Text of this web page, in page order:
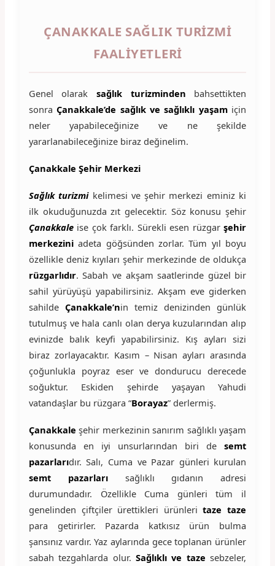
ÇANAKKALE SAĞLIK TURIZMI
FAALIYETLERI
Genel olarak sağlık turizminden bahsettikten
sonraÇanakkale’de sağlık ve sağlıklı yaşamiçin
neler yapabileceğinize ve ne şekilde
yararlanabileceğinize biraz değinelim.
Çanakkale Şehir Merkezi
Sağlık turizmikelimesi ve şehir merkezi eminiz ki
ilk okuduğunuzda zıt gelecektir. Söz konusu şehir
Çanakkale ise çok farklı. Sürekli esen rüzgarşehir
merkeziniadeta göğsünden zorlar. Tüm yıl boyu
özellikle deniz kıyıları şehir merkezinde de oldukça
rüzgarlıdır. Sabah ve akşam saatlerinde güzel bir
sahil yürüyüşü yapabilirsiniz. Akşam eve giderken
sahilde Çanakkale’nin temiz denizinden günlük
tutulmuş ve hala canlı olan derya kuzularından alıp
evinizde balık keyfi yapabilirsiniz. Kış ayları sizi
biraz zorlayacaktır. Kasım – Nisan ayları arasında
çoğunlukla poyraz eser ve dondurucu derecede
soğuktur. Eskiden şehirde yaşayan Yahudi
vatandaşlar bu rüzgara “Borayaz” derlermiş.
Çanakkale şehir merkezinin sanırım sağlıklı yaşam
konusunda en iyi unsurlarından biri desemt
pazarlarıdır. Salı, Cuma ve Pazar günleri kurulan
semt pazarlarısağlıklı gıdanın adresi
durumundadır. Özellikle Cuma günleri tüm il
genelinden çiftçiler ürettikleri ürünleritaze taze
para getirirler. Pazarda katkısız ürün bulma
şansınız vardır. Yaz aylarında gece toplanan ürünler
sabah tezgahlarda olur. Sağlıklı ve taze sebzeler,